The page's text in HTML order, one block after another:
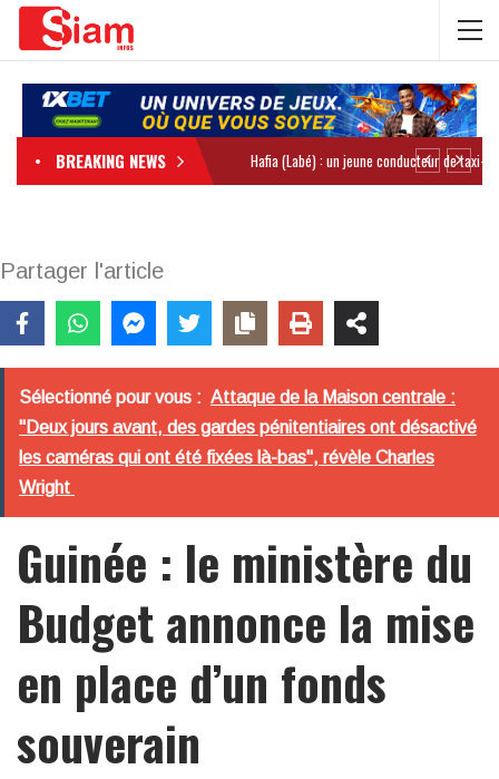
BREAKING NEWS
Partager l'article
Sélectionné pour vous : Attaque de la Maison centrale :
"Deux jours avant, des gardes pénitentiaires ont désactivé
les caméras qui ont été fixées là-bas", révèle Charles
Wright
Guinée : le ministère du
Budget annonce la mise
en place d’un fonds
souverain